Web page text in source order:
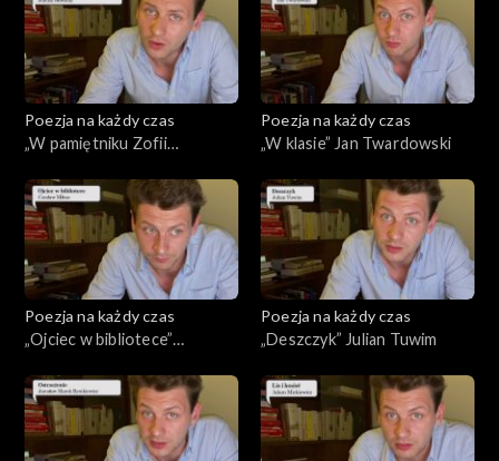
Poezja na każdy czas
„W pamiętniku Zofii
Poezja na każdy czas
„W klasie” Jan Twardowski
Poezja na każdy czas
„Ojciec w bibliotece”
Poezja na każdy czas
„Deszczyk” Julian Tuwim